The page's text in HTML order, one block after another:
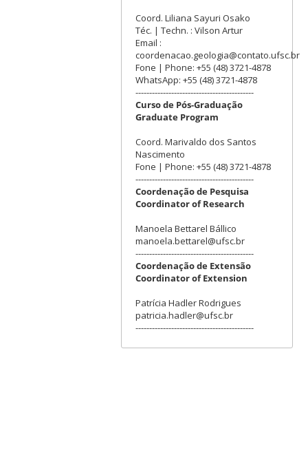
Coord. Liliana Sayuri Osako
Téc. | Techn. : Vilson Artur
Email :
coordenacao.geologia@contato.ufsc.br
Fone | Phone: +55 (48) 3721-4878
WhatsApp: +55 (48) 3721-4878
-------------------------------------------
Curso de Pós-Graduação
Graduate Program
Coord. Marivaldo dos Santos
Nascimento
Fone | Phone: +55 (48) 3721-4878
-------------------------------------------
Coordenação de Pesquisa
Coordinator of Research
Manoela Bettarel Bállico
manoela.bettarel@ufsc.br
-------------------------------------------
Coordenação de Extensão
Coordinator of Extension
Patrícia Hadler Rodrigues
patricia.hadler@ufsc.br
-------------------------------------------